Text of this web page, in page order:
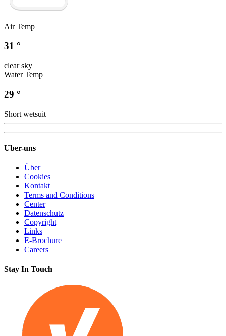
Air Temp
31 °
clear sky
Water Temp
29 °
Short wetsuit
Uber-uns
Über
Cookies
Kontakt
Terms and Conditions
Center
Datenschutz
Copyright
Links
E-Brochure
Careers
Stay In Touch